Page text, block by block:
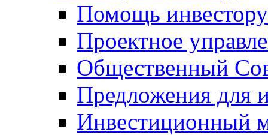
Помощь инвестору
Проектное
Общественный
Предложения для
Инвестиционный